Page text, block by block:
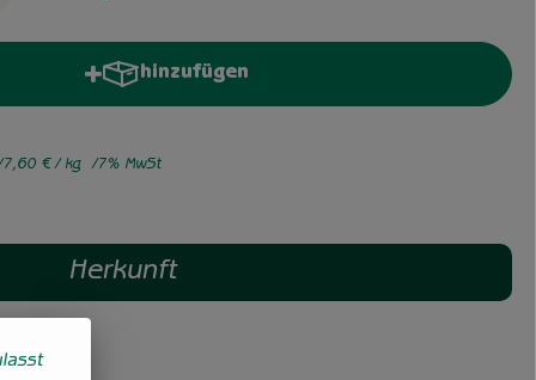
hinzufügen
Produkt zum Warenkorb hinzufügen
7,60 €/ kg 7% MwSt
Herkunft